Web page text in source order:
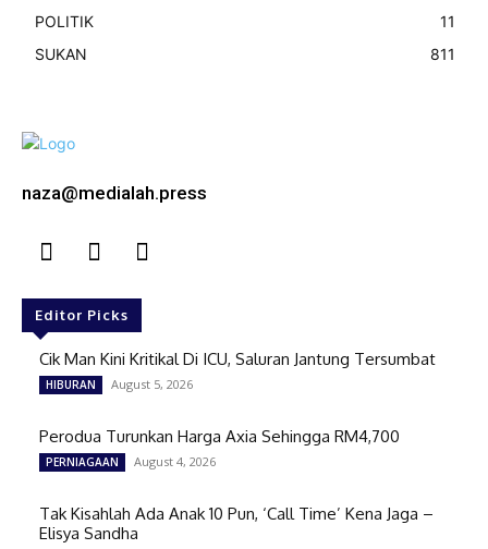
POLITIK
11
SUKAN
811
naza@medialah.press
Editor Picks
Cik Man Kini Kritikal Di ICU, Saluran Jantung Tersumbat
HIBURAN August 5, 2026
Perodua Turunkan Harga Axia Sehingga RM4,700
PERNIAGAAN August 4, 2026
Tak Kisahlah Ada Anak 10 Pun, ‘Call Time’ Kena Jaga –
Elisya Sandha